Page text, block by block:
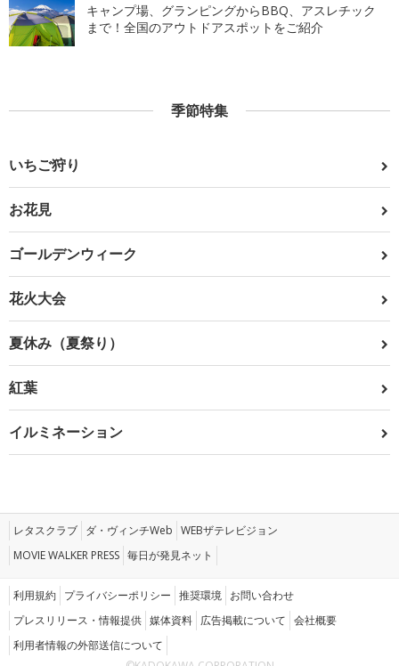
キャンプ場、グランピングからBBQ、アスレチック
まで！全国のアウトドアスポットをご紹介
季節特集
いちご狩り
お花見
ゴールデンウィーク
花火大会
夏休み（夏祭り）
紅葉
イルミネーション
レタスクラブ ダ・ヴィンチWeb WEBザテレビジョン
MOVIE WALKER PRESS 毎日が発見ネット
利用規約 プライバシーポリシー 推奨環境 お問い合わせ
プレスリリース・情報提供 媒体資料 広告掲載について 会社概要
利用者情報の外部送信について